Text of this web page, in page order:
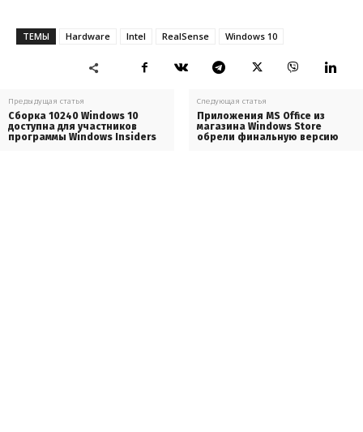
ТЕМЫ Hardware Intel RealSense Windows 10
Предыдущая статья
Сборка 10240 Windows 10
доступна для участников
программы Windows Insiders
Следующая статья
Приложения MS Office из
магазина Windows Store
обрели финальную версию